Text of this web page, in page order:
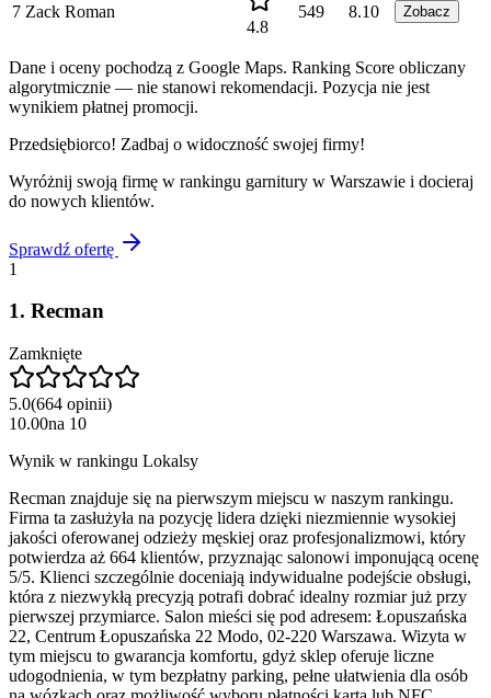
7 Zack Roman
4.8
549 8.10 Zobacz
Dane i oceny pochodzą z Google Maps. Ranking Score obliczany
algorytmicznie — nie stanowi rekomendacji. Pozycja nie jest
wynikiem płatnej promocji.
Przedsiębiorco! Zadbaj o widoczność swojej firmy!
Wyróżnij swoją firmę w rankingu garnitury w Warszawie i docieraj
do nowych klientów.
Sprawdź ofertę
1
1. Recman
Zamknięte
5.0(664 opinii)
10.00na 10
Wynik w rankingu Lokalsy
Recman znajduje się na pierwszym miejscu w naszym rankingu.
Firma ta zasłużyła na pozycję lidera dzięki niezmiennie wysokiej
jakości oferowanej odzieży męskiej oraz profesjonalizmowi, który
potwierdza aż 664 klientów, przyznając salonowi imponującą ocenę
5/5. Klienci szczególnie doceniają indywidualne podejście obsługi,
która z niezwykłą precyzją potrafi dobrać idealny rozmiar już przy
pierwszej przymiarce. Salon mieści się pod adresem: Łopuszańska
22, Centrum Łopuszańska 22 Modo, 02-220 Warszawa. Wizyta w
tym miejscu to gwarancja komfortu, gdyż sklep oferuje liczne
udogodnienia, w tym bezpłatny parking, pełne ułatwienia dla osób